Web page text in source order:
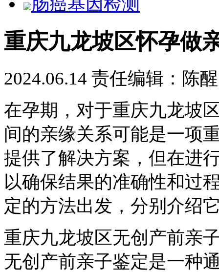
肠癌基因检测
重庆九龙坡区怀孕做
2024.06.14 责任编辑：陈醒
在孕期，对于重庆九龙坡
间的亲缘关系可能是一项
提供了解决方案，但在进
以确保结果的准确性和过
定的方法出发，分别介绍
重庆九龙坡区无创产前亲
无创产前亲子鉴定是一种